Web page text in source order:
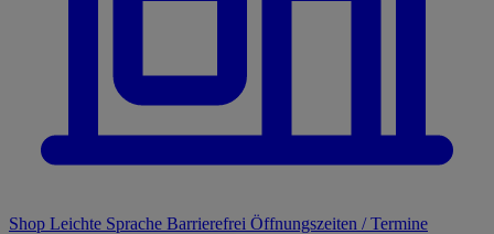
Shop Leichte Sprache Barrierefrei Öffnungszeiten / Termine